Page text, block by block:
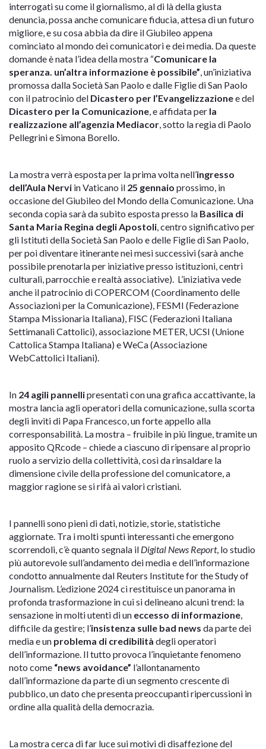
interrogati su come il giornalismo, al di là della giusta
denuncia, possa anche comunicare fiducia, attesa di un futuro
migliore, e su cosa abbia da dire il Giubileo appena
cominciato al mondo dei comunicatori e dei media. Da queste
domande è nata l’idea della mostra “Comunicare la
speranza. un’altra informazione è possibile”, un’iniziativa
promossa dalla Società San Paolo e dalle Figlie di San Paolo
con il patrocinio del Dicastero per l’Evangelizzazionee del
Dicastero per la Comunicazione, e affidata per la
realizzazione all’agenzia Mediacor, sotto la regia di Paolo
Pellegrini e Simona Borello.
La mostra verrà esposta per la prima volta nell’ingresso
dell’Aula Nervi in Vaticano il 25 gennaio prossimo, in
occasione delGiubileo del Mondo della Comunicazione. Una
seconda copia sarà da subito esposta presso la Basilica di
Santa Maria Regina degli Apostoli, centro significativo per
gli Istituti della Società San Paolo e delle Figlie di San Paolo,
per poi diventare itinerante nei mesi successivi (sarà anche
possibile prenotarla per iniziative presso istituzioni, centri
culturali, parrocchie e realtà associative). L’iniziativa vede
anche il patrocinio di COPERCOM (Coordinamento delle
Associazioni per la Comunicazione), FESMI (Federazione
Stampa Missionaria Italiana), FISC (Federazioni Italiana
Settimanali Cattolici), associazione METER, UCSI (Unione
Cattolica Stampa Italiana) e WeCa (Associazione
WebCattolici Italiani).
In 24 agili pannellipresentati con una grafica accattivante, la
mostra lancia agli operatori della comunicazione, sulla scorta
degli inviti di Papa Francesco, un forte appello alla
corresponsabilità. La mostra – fruibile in più lingue, tramite un
apposito QRcode – chiede a ciascuno di ripensare al proprio
ruolo a servizio della collettività, così da rinsaldare la
dimensione civile della professione del comunicatore, a
maggior ragione se si rifà ai valori cristiani.
I pannelli sono pieni di dati, notizie, storie, statistiche
aggiornate. Tra i molti spunti interessanti che emergono
scorrendoli, c’è quanto segnala il Digital News Report, lo studio
più autorevole sull’andamento dei media e dell’informazione
condotto annualmente dal Reuters Institute for the Study of
Journalism. L’edizione 2024 ci restituisce un panorama in
profonda trasformazione in cui si delineano alcuni trend: la
sensazione in molti utenti di un eccesso di informazione,
difficile da gestire; l’insistenza sulle bad news da parte dei
media e un problema di credibilità degli operatori
dell’informazione. Il tutto provoca l’inquietante fenomeno
noto come “news avoidance” l’allontanamento
dall’informazione da parte di un segmento crescente di
pubblico, un dato che presenta preoccupanti ripercussioni in
ordine alla qualità della democrazia.
La mostra cerca di far luce sui motivi di disaffezione del